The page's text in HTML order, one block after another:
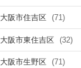
大阪市住吉区 (71)
大阪市東住吉区 (32)
大阪市生野区 (71)